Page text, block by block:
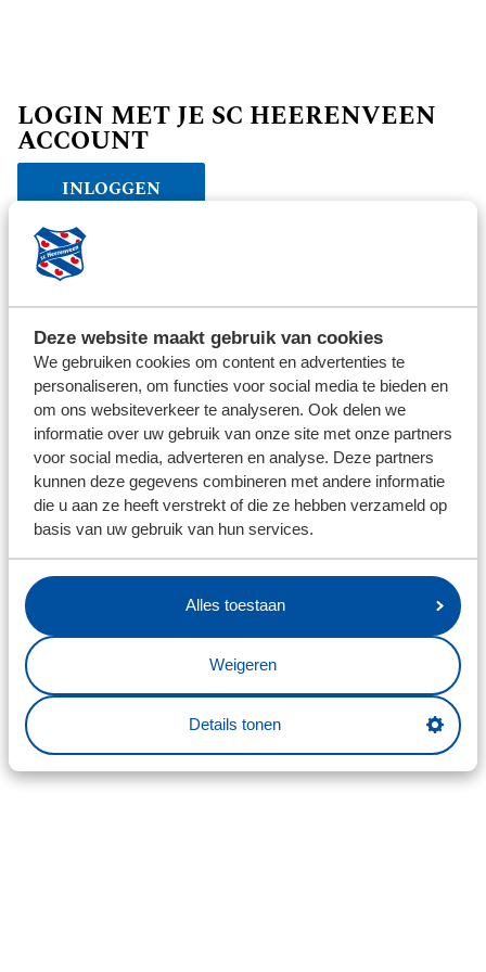
Deze website maakt gebruik van cookies
We gebruiken cookies om content en advertenties te
personaliseren, om functies voor social media te bieden en
om ons websiteverkeer te analyseren. Ook delen we
informatie over uw gebruik van onze site met onze partners
voor social media, adverteren en analyse. Deze partners
kunnen deze gegevens combineren met andere informatie
die u aan ze heeft verstrekt of die ze hebben verzameld op
basis van uw gebruik van hun services.
Alles toestaan
Weigeren
Details tonen
LOGIN MET JE SC HEERENVEEN
ACCOUNT
INLOGGEN
Verder winkelen